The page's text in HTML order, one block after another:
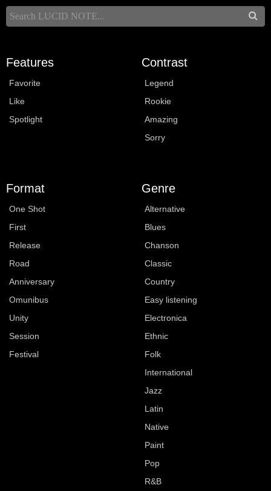
Features
Favorite
Like
Spotlight
Contrast
Legend
Rookie
Amazing
Sorry
Format
One Shot
First
Release
Road
Anniversary
Omunibus
Unity
Session
Festival
Genre
Alternative
Blues
Chanson
Classic
Country
Easy listening
Electronica
Ethnic
Folk
International
Jazz
Latin
Native
Paint
Pop
R&B